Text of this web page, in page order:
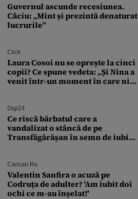
Guvernul ascunde recesiunea.
Câciu: „Mint și prezintă denaturat
lucrurile”
Click
Laura Cosoi nu se oprește la cinci
copii? Ce spune vedeta: „Și Nina a
venit într-un moment în care nici
Digi24
Ce riscă bărbatul care a
vandalizat o stâncă de pe
Transfăgărășan în semn de iubire
Cancan.ro
Valentin Sanfira o acuză pe
Codruța de adulter? 'Am iubit doi
ochi ce m-au înșelat!'